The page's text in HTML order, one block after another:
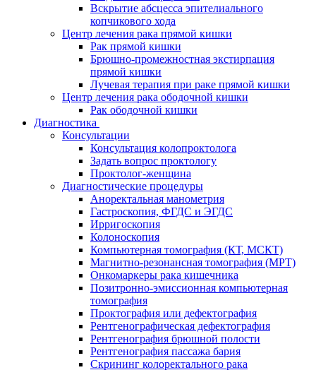
Вскрытие абсцесса эпителиального
копчикового хода
Центр лечения рака прямой кишки
Рак прямой кишки
Брюшно-промежностная экстирпация
прямой кишки
Лучевая терапия при раке прямой кишки
Центр лечения рака ободочной кишки
Рак ободочной кишки
Диагностика
Консультации
Консультация колопроктолога
Задать вопрос проктологу
Проктолог-женщина
Диагностические процедуры
Аноректальная манометрия
Гастроскопия, ФГДС и ЭГДС
Ирригоскопия
Колоноскопия
Компьютерная томография (КТ, МСКТ)
Магнитно-резонансная томография (МРТ)
Онкомаркеры рака кишечника
Позитронно-эмиссионная компьютерная
томография
Проктография или дефектография
Рентгенографическая дефектография
Рентгенография брюшной полости
Рентгенография пассажа бария
Скрининг колоректального рака